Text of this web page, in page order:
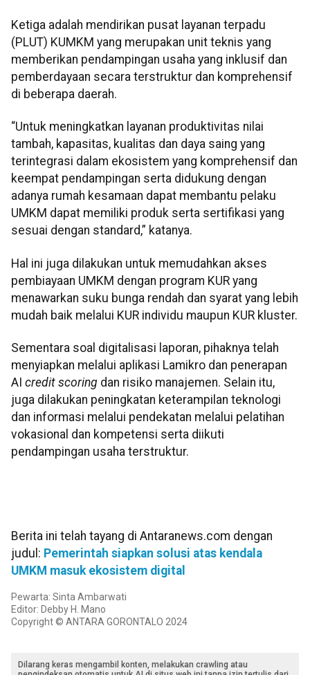
Ketiga adalah mendirikan pusat layanan terpadu
(PLUT) KUMKM yang merupakan unit teknis yang
memberikan pendampingan usaha yang inklusif dan
pemberdayaan secara terstruktur dan komprehensif
di beberapa daerah.
“Untuk meningkatkan layanan produktivitas nilai
tambah, kapasitas, kualitas dan daya saing yang
terintegrasi dalam ekosistem yang komprehensif dan
keempat pendampingan serta didukung dengan
adanya rumah kesamaan dapat membantu pelaku
UMKM dapat memiliki produk serta sertifikasi yang
sesuai dengan standard,” katanya.
Hal ini juga dilakukan untuk memudahkan akses
pembiayaan UMKM dengan program KUR yang
menawarkan suku bunga rendah dan syarat yang lebih
mudah baik melalui KUR individu maupun KUR kluster.
Sementara soal digitalisasi laporan, pihaknya telah
menyiapkan melalui aplikasi Lamikro dan penerapan
AI credit scoring dan risiko manajemen. Selain itu,
juga dilakukan peningkatan keterampilan teknologi
dan informasi melalui pendekatan melalui pelatihan
vokasional dan kompetensi serta diikuti
pendampingan usaha terstruktur.
Berita ini telah tayang di Antaranews.com dengan
judul: Pemerintah siapkan solusi atas kendala
UMKM masuk ekosistem digital
Pewarta: Sinta Ambarwati
Editor: Debby H. Mano
Copyright © ANTARA GORONTALO 2024
Dilarang keras mengambil konten, melakukan crawling atau